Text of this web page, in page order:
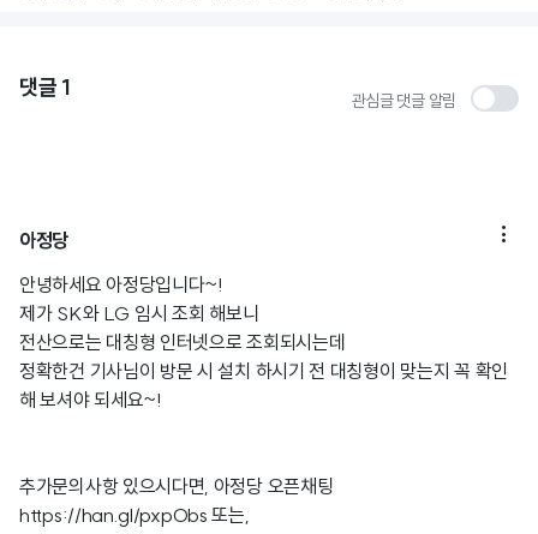
댓글 1 관심글 댓글 알림
아정당 
안녕하세요 아정당입니다~!
제가 SK와 LG 임시 조회 해보니
전산으로는 대칭형 인터넷으로 조회되시는데
정확한건 기사님이 방문 시 설치 하시기 전 대칭형이 맞는지 꼭 확인
해 보셔야 되세요~!
추가문의사항 있으시다면, 아정당 오픈채팅
https://han.gl/pxpObs 또는,